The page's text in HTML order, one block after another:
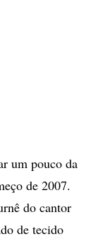
um pouco da
de 2007.
do cantor
de tecido